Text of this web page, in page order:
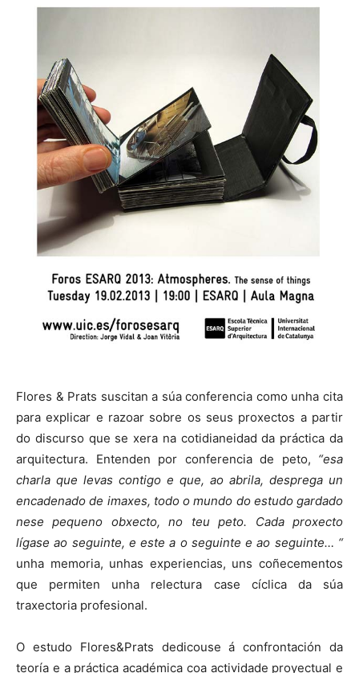
Flores & Prats suscitan a súa conferencia como unha cita
para explicar e razoar sobre os seus proxectos a partir
do discurso que se xera na cotidianeidad da práctica da
arquitectura. Entenden por conferencia de peto, “esa
charla que levas contigo e que, ao abrila, desprega un
encadenado de imaxes, todo o mundo do estudo gardado
nese pequeno obxecto, no teu peto. Cada proxecto
lígase ao seguinte, e este a o seguinte e ao seguinte… “
unha memoria, unhas experiencias, uns coñecementos
que permiten unha relectura case cíclica da súa
traxectoria profesional.
O estudo Flores&Prats dedicouse á confrontación da
teoría e a práctica académica coa actividade proyectual e